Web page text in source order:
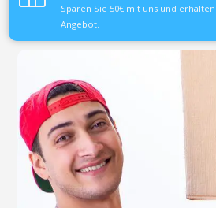
Sparen Sie 50€ mit uns und
Angebot.